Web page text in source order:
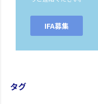
IFA募集
タグ